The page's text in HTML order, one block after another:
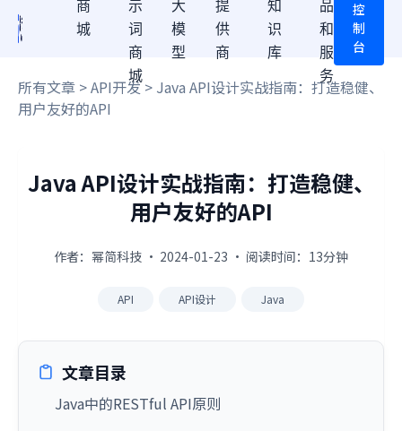
商
城
示
词
商
城
大
模
型
提
供
商
知
识
库
品
和
服
务
控
制
台
所有文章 >API开发> Java API设计实战指南：打造稳健、
用户友好的API
Java API设计实战指南：打造稳健、
用户友好的API
作者：幂简科技 · 2024-01-23 · 阅读时间：13分钟
API API设计 Java
文章目录
Java中的RESTful API原则